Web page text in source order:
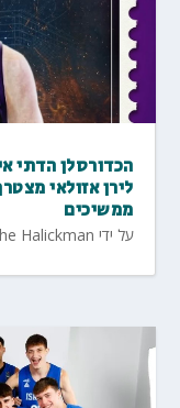
הכדורסלן הדתי
לירן אזולאי
ממשיכים
על ידי Halickman